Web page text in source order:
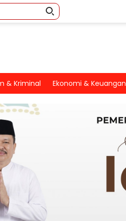
& Kriminal Ekonomi & Keuangan